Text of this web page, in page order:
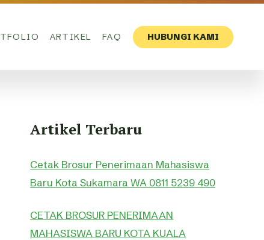
ARTIKEL FAQ HUBUNGI KAMI
Artikel Terbaru
Cetak Brosur Penerimaan Mahasiswa
Baru Kota Sukamara WA 0811 5239 490
CETAK BROSUR PENERIMAAN
MAHASISWA BARU KOTA KUALA